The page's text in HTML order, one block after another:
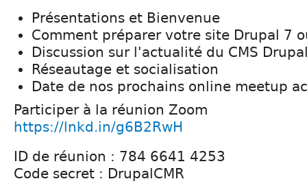
Présentations et Bienvenue
Comment préparer votre site Drupal 7
Discussion sur l'actualité du CMS
Réseautage et socialisation
Date de nos prochains online meetup
Participer à la réunion Zoom
https://lnkd.in/g6B2RwH
ID de réunion : 784 6641 4253
Code secret : DrupalCMR